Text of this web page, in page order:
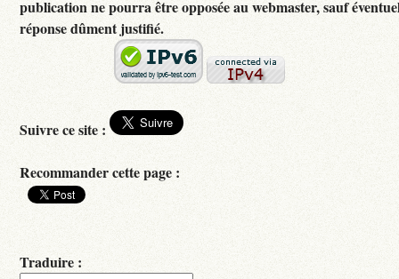
publication ne pourra être opposée au webmaster, sauf
réponse dûment justifié.
Suivre ce site :
Recommander cette page :
Traduire :